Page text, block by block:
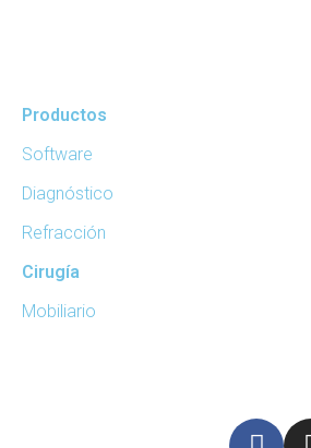
Productos
Software
Diagnóstico
Refracción
Cirugía
Mobiliario